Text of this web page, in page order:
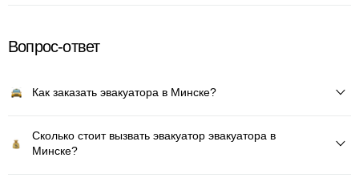
Вопрос-ответ
Как заказать эвакуатора в Минске?
Сколько стоит вызвать эвакуатор эвакуатора в
Минске?